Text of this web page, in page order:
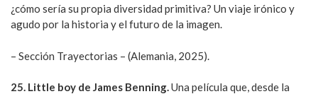
¿cómo sería su propia diversidad primitiva? Un viaje irónico y
agudo por la historia y el futuro de la imagen.
– Sección Trayectorias – (Alemania, 2025).
25. Little boy de James Benning.Una película que, desde la